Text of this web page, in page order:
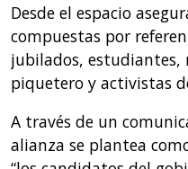
Desde el espacio
compuestas por
jubilados,
piquetero y activistas
A través de un
alianza se plantea